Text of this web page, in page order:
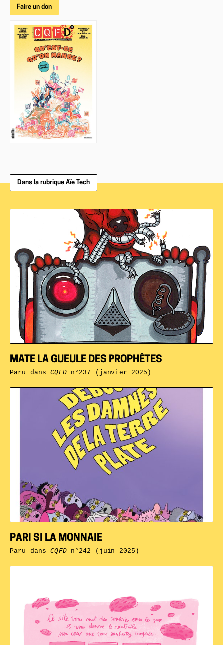
Faire un don
Dans la rubrique Aïe Tech
PARI SI LA MONNAIE
Paru dansCQFDn°242 (juin 2025)
MATE LA GUEULE DES PROPHÈTES
Paru dansCQFDn°237 (janvier 2025)